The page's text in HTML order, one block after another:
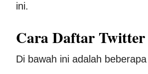
ini.
Cara Daftar
Di bawah ini adalah